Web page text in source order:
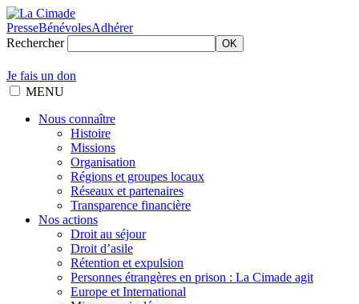
PresseBénévolesAdhérer
Rechercher
OK
Je fais un don
MENU
Nous connaître
Histoire
Missions
Organisation
Régions et groupes locaux
Réseaux et partenaires
Transparence financière
Nos actions
Droit au séjour
Droit d’asile
Rétention et expulsion
Personnes étrangères en prison : La Cimade agit
Europe et International